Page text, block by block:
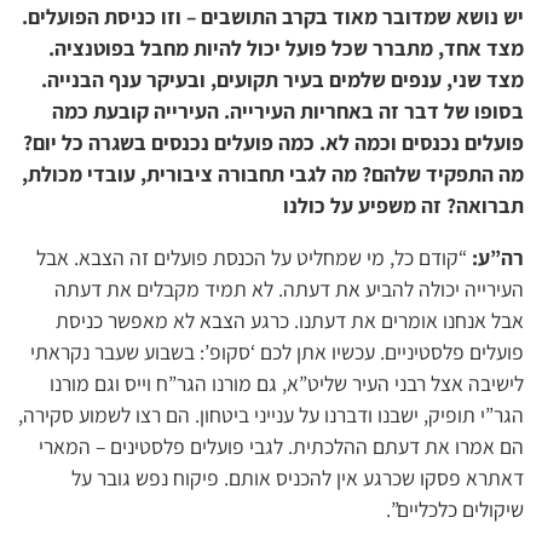
יש נושא שמדובר מאוד בקרב התושבים – וזו כניסת הפועלים.
מצד אחד, מתברר שכל פועל יכול להיות מחבל בפוטנציה.
מצד שני, ענפים שלמים בעיר תקועים, ובעיקר ענף הבנייה.
בסופו של דבר זה באחריות העירייה. העירייה קובעת כמה
פועלים נכנסים וכמה לא. כמה פועלים נכנסים בשגרה כל יום?
מה התפקיד שלהם? מה לגבי תחבורה ציבורית, עובדי מכולת,
תברואה? זה משפיע על כולנו
רה”ע: “קודם כל, מי שמחליט על הכנסת פועלים זה הצבא. אבל
העירייה יכולה להביע את דעתה. לא תמיד מקבלים את דעתה
אבל אנחנו אומרים את דעתנו. כרגע הצבא לא מאפשר כניסת
פועלים פלסטיניים. עכשיו אתן לכם ‘סקופ’: בשבוע שעבר נקראתי
לישיבה אצל רבני העיר שליט”א, גם מורנו הגר”ח וייס וגם מורנו
הגר”י תופיק, ישבנו ודברנו על ענייני ביטחון. הם רצו לשמוע סקירה,
הם אמרו את דעתם ההלכתית. לגבי פועלים פלסטינים – המארי
דאתרא פסקו שכרגע אין להכניס אותם. פיקוח נפש גובר על
שיקולים כלכליים”.